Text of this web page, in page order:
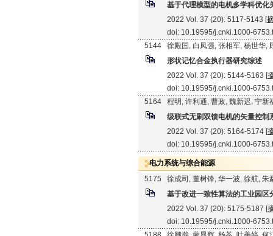
基于代理模型的电机多学科优化
2022 Vol. 37 (20): 5117-5143 [
doi: 10.19595/j.cnki.1000-
5144
徐殿国, 白凤强, 张相军, 杨世华,
形状记忆合金执行器研究综述
2022 Vol. 37 (20): 5144-5163 [
doi: 10.19595/j.cnki.1000-
5164
程明, 许利通, 曹政, 魏新迟, 宁新
级联式无刷双馈电机的矢量控制
2022 Vol. 37 (20): 5164-5174 [
doi: 10.19595/j.cnki.1000-
电力系统与综合能源
5175
徐成司, 董树锋, 华一波, 徐航, 朱
基于改进一致性算法的工业园区
2022 Vol. 37 (20): 5175-5187 [
doi: 10.19595/j.cnki.1000-